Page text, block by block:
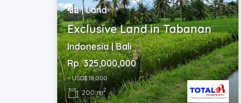
ซื้อ | Land
Exclusive Land in Tabanan
Indonesia | Bali
Rp. 325,000,000
~ USD$ 18,000
200 m2